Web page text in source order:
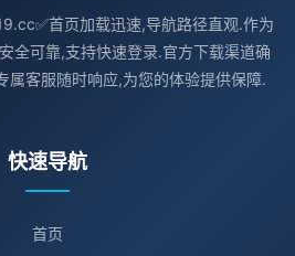
首页加载迅速,导航路径直观.作为
全可靠,支持快速登录.官方下载渠道确
属客服随时响应,为您的体验提供保障.
快速导航
首页